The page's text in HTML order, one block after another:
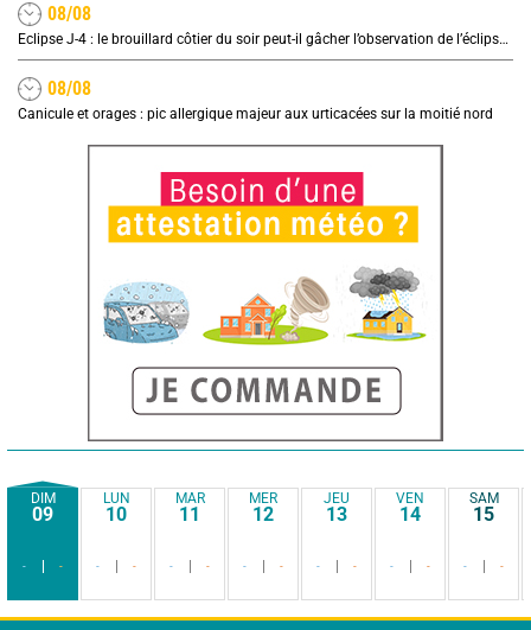
08/08
Eclipse J-4 : le brouillard côtier du soir peut-il gâcher l’observation de l’éclipse à la plage ?
08/08
Canicule et orages : pic allergique majeur aux urticacées sur la moitié nord
DIM
09
- -
LUN
10
- -
MAR
11
- -
MER
12
- -
JEU
13
- -
VEN
14
- -
SAM
15
- -